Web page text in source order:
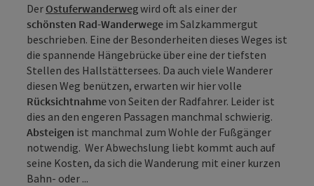
Der Ostuferwanderwegwird oft als einer der
schönsten Rad-Wanderwege im Salzkammergut
beschrieben. Eine der Besonderheiten dieses Weges ist
die spannende Hängebrücke über eine der tiefsten
Stellen des Hallstättersees. Da auch viele Wanderer
diesen Weg benützen, erwarten wir hier volle
Rücksichtnahmevon Seiten der Radfahrer. Leider ist
dies an den engeren Passagen manchmal schwierig.
Absteigen ist manchmal zum Wohle der Fußgänger
notwendig. Wer Abwechslung liebt kommt auch auf
seine Kosten, da sich die Wanderung mit einer kurzen
Bahn- oder ...